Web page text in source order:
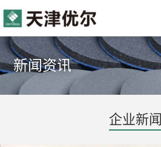
产品中心
玻璃划痕修复工具
玻璃裂痕修复工具
关于优尔
公司简介
案例中心
新闻资讯
新闻资讯
企业新闻